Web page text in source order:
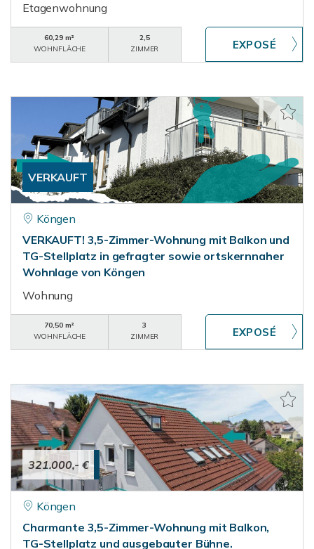
Etagenwohnung
60,29 m²
WOHNFLÄCHE
2,5
ZIMMER
VERKAUFT
Köngen
VERKAUFT! 3,5-Zimmer-Wohnung mit Balkon und
TG-Stellplatz in gefragter sowie ortskernnaher
Wohnlage von Köngen
Wohnung
70,50 m²
WOHNFLÄCHE
3
ZIMMER
321.000,- €
Köngen
Charmante 3,5-Zimmer-Wohnung mit Balkon,
TG-Stellplatz und ausgebauter Bühne.